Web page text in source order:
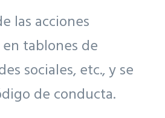
las acciones
tablones de
sociales, etc., y se
de conducta.